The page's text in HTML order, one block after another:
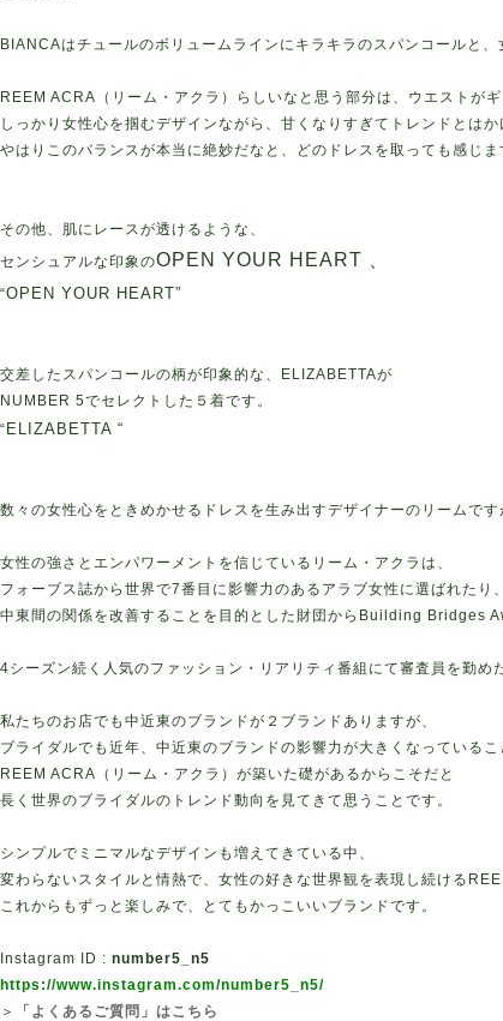
BIANCAはチュールのボリュームラインにキラキラのスパンコールと、
REEM ACRA（リーム・アクラ）らしいなと思う部分は、ウエストが
しっかり女性心を掴むデザインながら、甘くなりすぎてトレンドとは
やはりこのバランスが本当に絶妙だなと、どのドレスを取っても感じま
その他、肌にレースが透けるような、
センシュアルな印象のOPEN YOUR HEART 、
“OPEN YOUR HEART”
交差したスパンコールの柄が印象的な、ELIZABETTAが
NUMBER 5でセレクトした５着です。
“ ELIZABETTA “
数々の女性心をときめかせるドレスを生み出すデザイナーのリームで
女性の強さとエンパワーメントを信じているリーム・アクラは、
フォーブス誌から世界で7番目に影響力のあるアラブ女性に選ばれたり、
中東間の関係を改善することを目的とした財団から Building Bridges
4シーズン続く人気のファッション・リアリティ番組にて審査員を勤
私たちのお店でも中近東のブランドが２ブランドありますが、
ブライダルでも近年、中近東のブランドの影響力が大きくなっているこ
REEM ACRA（リーム・アクラ）が築いた礎があるからこそだと
長く世界のブライダルのトレンド動向を見てきて思うことです。
シンプルでミニマルなデザインも増えてきている中、
変わらないスタイルと情熱で、女性の好きな世界観を表現し続ける
これからもずっと楽しみで、とてもかっこいいブランドです。
Instagram ID : number5_n5
https://www.instagram.com/number5_n5/
＞
「よくあるご質問」はこちら